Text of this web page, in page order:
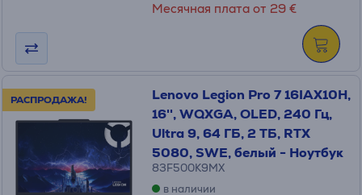
Месячная плата от 29 €
РАСПРОДАЖА!
Lenovo Legion Pro 7 16IAX10H,
16'', WQXGA, OLED, 240 Гц,
Ultra 9, 64 ГБ, 2 ТБ, RTX
5080, SWE, белый - Ноутбук
83F500K9MX
в наличии